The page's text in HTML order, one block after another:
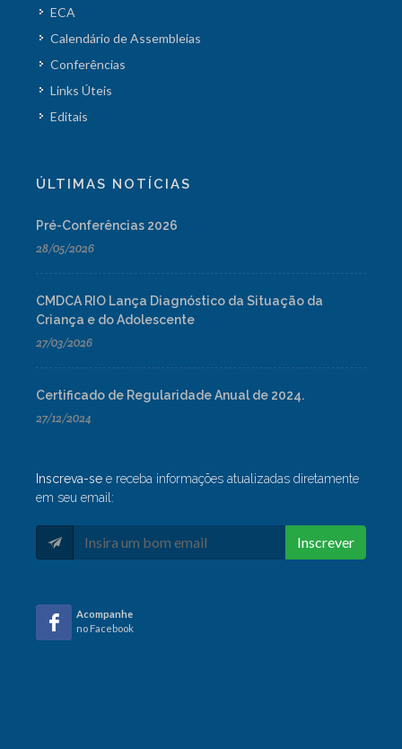
ECA
Calendário de Assembleias
Conferências
Links Úteis
Editais
ÚLTIMAS NOTÍCIAS
Pré-Conferências 2026
28/05/2026
CMDCA RIO Lança Diagnóstico da Situação da
Criança e do Adolescente
27/03/2026
Certificado de Regularidade Anual de 2024.
27/12/2024
Inscreva-se e receba informações atualizadas diretamente
em seu email:
Inscrever
Acompanhe
no Facebook